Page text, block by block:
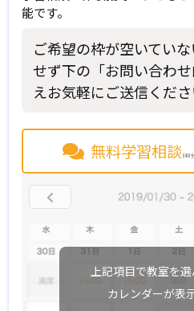
能です。
ご希望の枠が空いてい
せず下の「お問い合わ
えお気軽にご送信くださ
無料学習相談(40
上記項目で教室を選
カレンダーが表